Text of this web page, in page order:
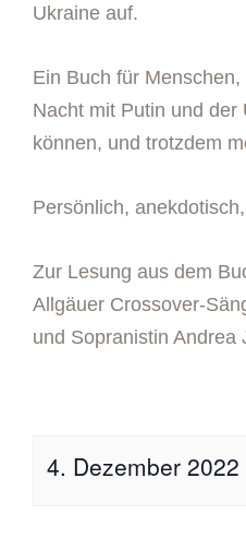
Ukraine auf.
Ein Buch für
Nacht mit Putin und der
können, und trotzdem
Persönlich,
Zur Lesung aus dem
Allgäuer Crossover-
und Sopranistin Andrea
4. Dezember 2022